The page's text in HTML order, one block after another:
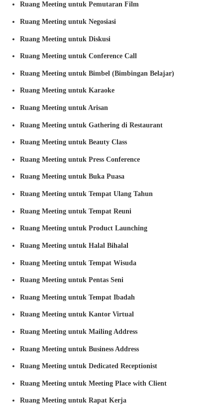
Ruang Meeting untuk Pemutaran Film
Ruang Meeting untuk Negosiasi
Ruang Meeting untuk Diskusi
Ruang Meeting untuk Conference Call
Ruang Meeting untuk Bimbel (Bimbingan Belajar)
Ruang Meeting untuk Karaoke
Ruang Meeting untuk Arisan
Ruang Meeting untuk Gathering di Restaurant
Ruang Meeting untuk Beauty Class
Ruang Meeting untuk Press Conference
Ruang Meeting untuk Buka Puasa
Ruang Meeting untuk Tempat Ulang Tahun
Ruang Meeting untuk Tempat Reuni
Ruang Meeting untuk Product Launching
Ruang Meeting untuk Halal Bihalal
Ruang Meeting untuk Tempat Wisuda
Ruang Meeting untuk Pentas Seni
Ruang Meeting untuk Tempat Ibadah
Ruang Meeting untuk Kantor Virtual
Ruang Meeting untuk Mailing Address
Ruang Meeting untuk Business Address
Ruang Meeting untuk Dedicated Receptionist
Ruang Meeting untuk Meeting Place with Client
Ruang Meeting untuk Rapat Kerja